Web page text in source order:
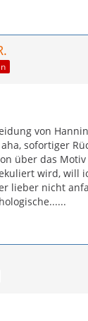
von
sofortiger
über das
wird, will
lieber nicht